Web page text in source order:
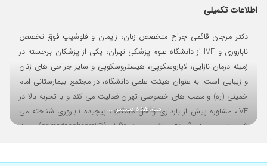
اطلاعات تکمیلی
دکتر مرجان قائمی جراح متخصص زنان، زایمان و فلوشیپ فوق تخصص
ناباروری و IVF از دانشگاه علوم پزشکی تهران، یکی از پزشکان برجسته در
زمینه درمان نازایی، لاپاروسکوپی، هیستروسکوپی و سایر جراحی های زنان
و زیبایی است. به عنوان هیئت علمی دانشگاه، در مجتمع بیمارستانی امام
خمینی (ره) و مطب های خصوصی تهران فعالیت می کند و با تجربه بالا در
IVF، مشاوره پیش از بارداری و حل مشکلات پیچیده ناباروری شناخته می
شود؛ توصیه های آموزشی اش در اینستاگرام (@dr.marjanghaemi) بسیار
مشاهده بیشتر ...